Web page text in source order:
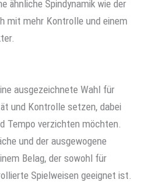
ähnliche Spindynamik wie der
mit mehr Kontrolle und einem
ausgezeichnete Wahl für
und Kontrolle setzen, dabei
Tempo verzichten möchten.
und der ausgewogene
Belag, der sowohl für
Spielweisen geeignet ist.